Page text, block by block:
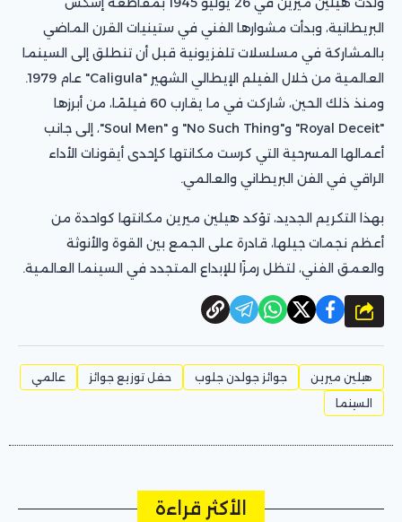
البريطانية، وبدأت مشوارها الفني في ستينيات القرن الماضي
بالمشاركة في مسلسلات تلفزيونية قبل أن تنطلق إلى السينما
العالمية من خلال الفيلم الإيطالي الشهير "Caligula" عام 1979.
ومنذ ذلك الحين، شاركت في ما يقارب 60 فيلمًا، من أبرزها
"Royal Deceit" و"No Such Thing" و "Soul Men"، إلى جانب
أعمالها المسرحية التي كرست مكانتها كإحدى أيقونات الأداء
الراقي في الفن البريطاني والعالمي.
بهذا التكريم الجديد، تؤكد هيلين ميرين مكانتها كواحدة من
أعظم نجمات جيلها، قادرة على الجمع بين القوة والأنوثة
والعمق الفني، لتظل رمزًا للإبداع المتجدد في السينما العالمية.
شارك
هيلين ميرين جوائز جولدن جلوب حفل توزيع جوائز
عالمي
السينما
الأكثر قراءة